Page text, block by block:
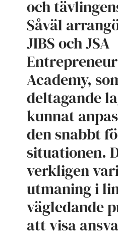
och
Såväl
JIBS och JSA
Academy,
deltagande
kunnat
den snabbt
situationen.
verkligen
utmaning i
vägledande
att visa